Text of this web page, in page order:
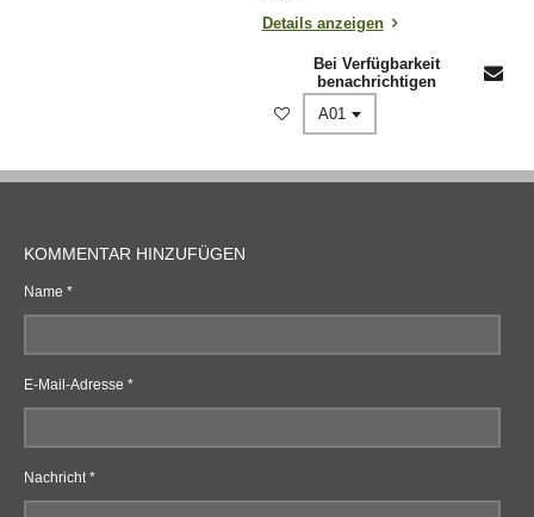
Details anzeigen
Bei Verfügbarkeit
benachrichtigen
KOMMENTAR HINZUFÜGEN
Name *
E-Mail-Adresse *
Nachricht *